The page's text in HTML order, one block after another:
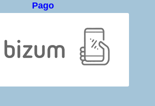
Pago